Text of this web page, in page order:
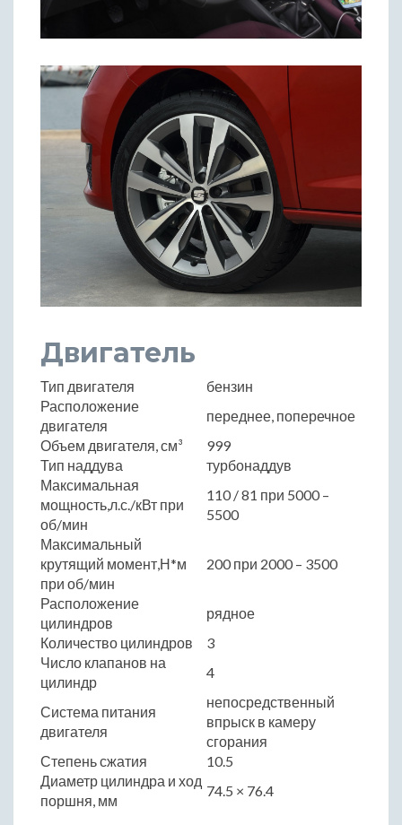
Двигатель
Тип двигателя
бензин
Расположение
двигателя
переднее, поперечное
Объем двигателя, см³
999
Тип наддува
турбонаддув
Максимальная
мощность,л.с./кВт при
об/мин
110 / 81 при 5000 –
5500
Максимальный
крутящий момент,Н*м
при об/мин
200 при 2000 – 3500
Расположение
цилиндров
рядное
Количество цилиндров
3
Число клапанов на
цилиндр
4
Система питания
двигателя
непосредственный
впрыск в камеру
сгорания
Степень сжатия
10.5
Диаметр цилиндра и ход
поршня, мм
74.5 × 76.4